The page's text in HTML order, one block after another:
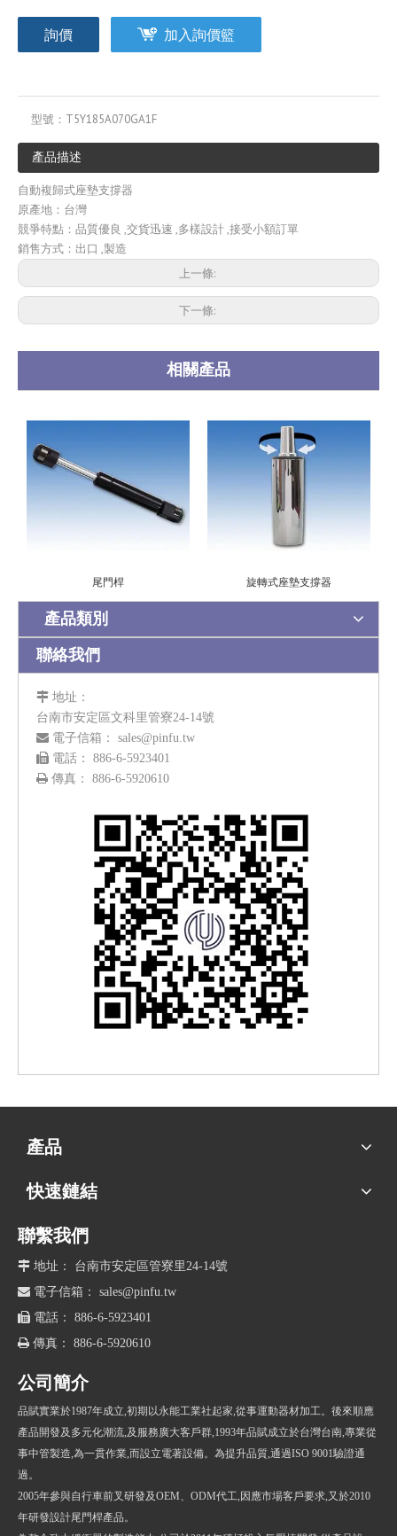
詢價 加入詢價籃
型號： T5Y185A070GA1F
產品描述
自動複歸式座墊支撐器
原產地：台灣
競爭特點：品質優良 ,交貨迅速 ,多樣設計 ,接受小額訂單
銷售方式：出口 ,製造
上一條:
下一條:
相關產品
尾門桿 旋轉式座墊支撐器
產品類別
聯絡我們
 地址：
台南市安定區文科里管寮24-14號
 電子信箱： sales@pinfu.tw
 電話： 886-6-5923401
 傳真： 886-6-5920610
產品
快速鏈結
聯繫我們
 地址： 台南市安定區管寮里24-14號
 電子信箱： sales@pinfu.tw
 電話： 886-6-5923401
 傳真： 886-6-5920610
公司簡介
品賦實業於1987年成立,初期以永能工業社起家,從事運動器材加工。後來順應
產品開發及多元化潮流,及服務廣大客戶群,1993年品賦成立於台灣台南,專業從
事中管製造,為一貫作業,而設立電著設備。為提升品質,通過ISO 9001驗證通
過。
2005年參與自行車前叉研發及OEM、ODM代工,因應市場客戶要求,又於2010
年研發設計尾門桿產品。